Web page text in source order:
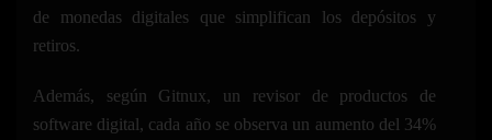
de monedas digitales que simplifican los depósitos y
retiros.
Además, según Gitnux, un revisor de productos de
software digital, cada año se observa un aumento del 34%